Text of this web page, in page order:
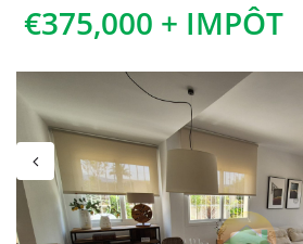
€375,000 + IMPÔT